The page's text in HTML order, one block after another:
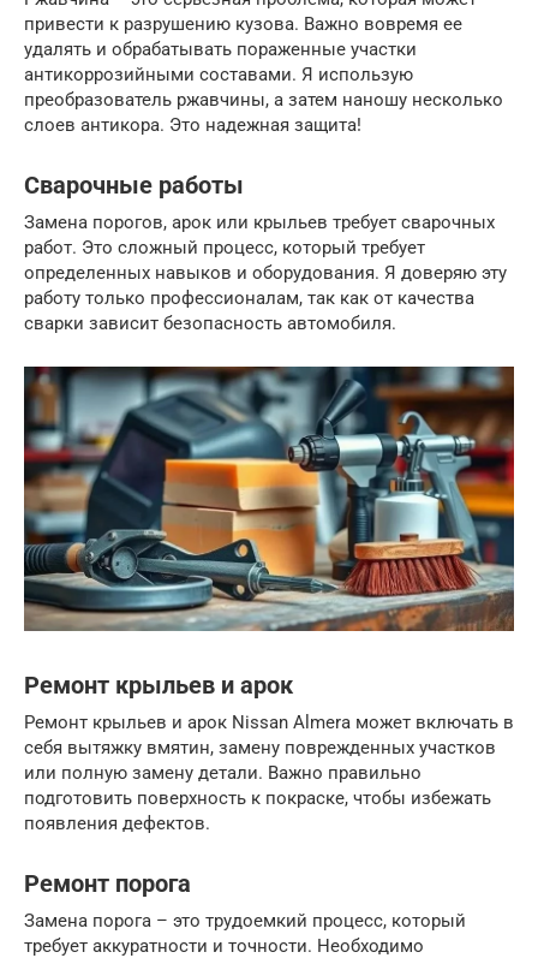
привести к разрушению кузова. Важно вовремя ее
удалять и обрабатывать пораженные участки
антикоррозийными составами. Я использую
преобразователь ржавчины, а затем наношу несколько
слоев антикора. Это надежная защита!
Сварочные работы
Замена порогов, арок или крыльев требует сварочных
работ. Это сложный процесс, который требует
определенных навыков и оборудования. Я доверяю эту
работу только профессионалам, так как от качества
сварки зависит безопасность автомобиля.
Ремонт крыльев и арок
Ремонт крыльев и арок Nissan Almera может включать в
себя вытяжку вмятин, замену поврежденных участков
или полную замену детали. Важно правильно
подготовить поверхность к покраске, чтобы избежать
появления дефектов.
Ремонт порога
Замена порога – это трудоемкий процесс, который
требует аккуратности и точности. Необходимо